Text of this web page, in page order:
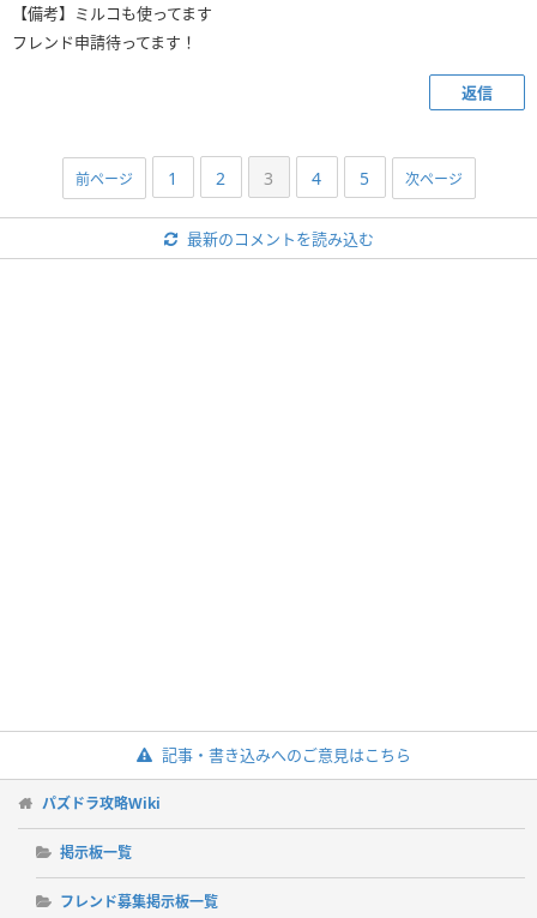
【備考】ミルコも使ってます
フレンド申請待ってます！
返信
前ページ 1 2 3 4 5 次ページ
最新のコメントを読み込む
記事・書き込みへのご意見はこちら
パズドラ攻略Wiki
掲示板一覧
フレンド募集掲示板一覧